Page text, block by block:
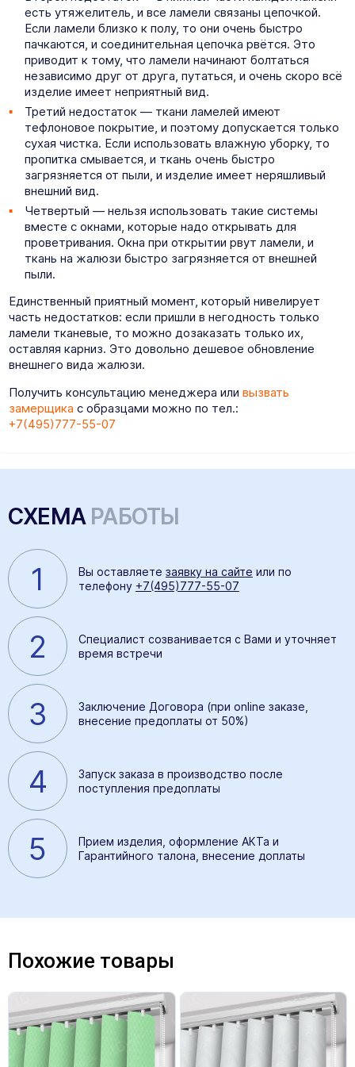
есть утяжелитель, и все ламели связаны цепочкой.
Если ламели близко к полу, то они очень быстро
пачкаются, и соединительная цепочка рвётся. Это
приводит к тому, что ламели начинают болтаться
независимо друг от друга, путаться, и очень скоро всё
изделие имеет неприятный вид.
Третий недостаток — ткани ламелей имеют
тефлоновое покрытие, и поэтому допускается только
сухая чистка. Если использовать влажную уборку, то
пропитка смывается, и ткань очень быстро
загрязняется от пыли, и изделие имеет неряшливый
внешний вид.
Четвертый — нельзя использовать такие системы
вместе с окнами, которые надо открывать для
проветривания. Окна при открытии рвут ламели, и
ткань на жалюзи быстро загрязняется от внешней
пыли.
Единственный приятный момент, который нивелирует
часть недостатков: если пришли в негодность только
ламели тканевые, то можно дозаказать только их,
оставляя карниз. Это довольно дешевое обновление
внешнего вида жалюзи.
Получить консультацию менеджера или вызвать
замерщика с образцами можно по тел.:
+7(495)777-55-07
СХЕМАРАБОТЫ
1 Вы оставляете заявку на сайте или по
телефону +7(495)777-55-07
2
Специалист созванивается с Вами и уточняет
время встречи
3
Заключение Договора (при online заказе,
внесение предоплаты от 50%)
4
Запуск заказа в производство после
поступления предоплаты
5
Прием изделия, оформление АКТа и
Гарантийного талона, внесение доплаты
Похожие товары